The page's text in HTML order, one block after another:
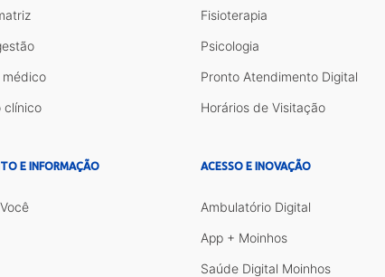
médico
clínico
E INFORMAÇÃO
Fisioterapia
Psicologia
Pronto Atendimento Digital
Horários de Visitação
ACESSO E INOVAÇÃO
Ambulatório Digital
App + Moinhos
Saúde Digital Moinhos